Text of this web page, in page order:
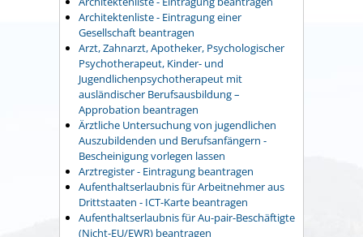
Architektenliste - Eintragung einer
Gesellschaft beantragen
Arzt, Zahnarzt, Apotheker, Psychologischer
Psychotherapeut, Kinder- und
Jugendlichenpsychotherapeut mit
ausländischer Berufsausbildung –
Approbation beantragen
Ärztliche Untersuchung von jugendlichen
Auszubildenden und Berufsanfängern -
Bescheinigung vorlegen lassen
Arztregister - Eintragung beantragen
Aufenthaltserlaubnis für Arbeitnehmer aus
Drittstaaten - ICT-Karte beantragen
Aufenthaltserlaubnis für Au-pair-Beschäftigte
(Nicht-EU/EWR) beantragen